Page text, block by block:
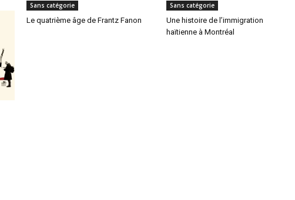
Sans catégorie
Le quatrième âge de Frantz Fanon
Sans catégorie
Une histoire de l’immigration
haïtienne à Montréal